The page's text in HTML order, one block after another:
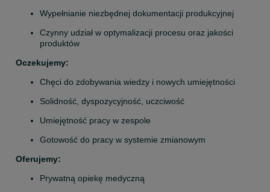
Wypełnianie niezbędnej dokumentacji produkcyjnej
Czynny udział w optymalizacji procesu oraz jakości
produktów
Oczekujemy:
Chęci do zdobywania wiedzy i nowych umiejętności
Solidność, dyspozycyjność, uczciwość
Umiejętność pracy w zespole
Gotowość do pracy w systemie zmianowym
Oferujemy:
Prywatną opiekę medyczną